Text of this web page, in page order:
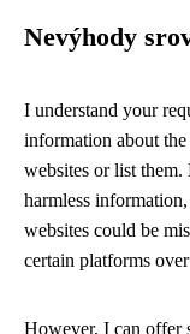
Nevýhody
I understand your
information about
websites or list
harmless
websites could be
certain platforms
However, I can offer